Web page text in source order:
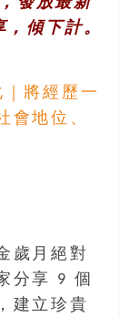
傾下計。
將經歷一
會地位、
歲月絕對
分享 9 個
建立珍貴